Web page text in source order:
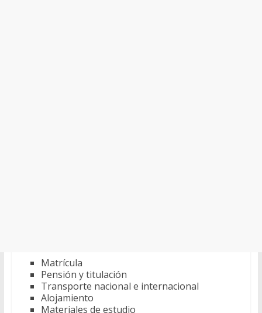
Matrícula
Pensión y titulación
Transporte nacional e internacional
Alojamiento
Materiales de estudio